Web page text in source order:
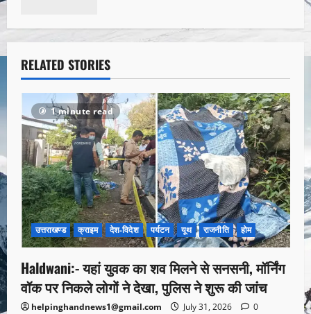
RELATED STORIES
1 minute read
उत्तराखण्ड क्राइम देश-विदेश पर्यटन यूथ राजनीति होम
Haldwani:- यहां युवक का शव मिलने से सनसनी, मॉर्निंग
वॉक पर निकले लोगों ने देखा, पुलिस ने शुरू की जांच
helpinghandnews1@gmail.com July 31, 2026
0